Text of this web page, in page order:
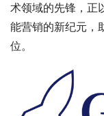
术领域的先锋，正
能营销的新纪元，
位。